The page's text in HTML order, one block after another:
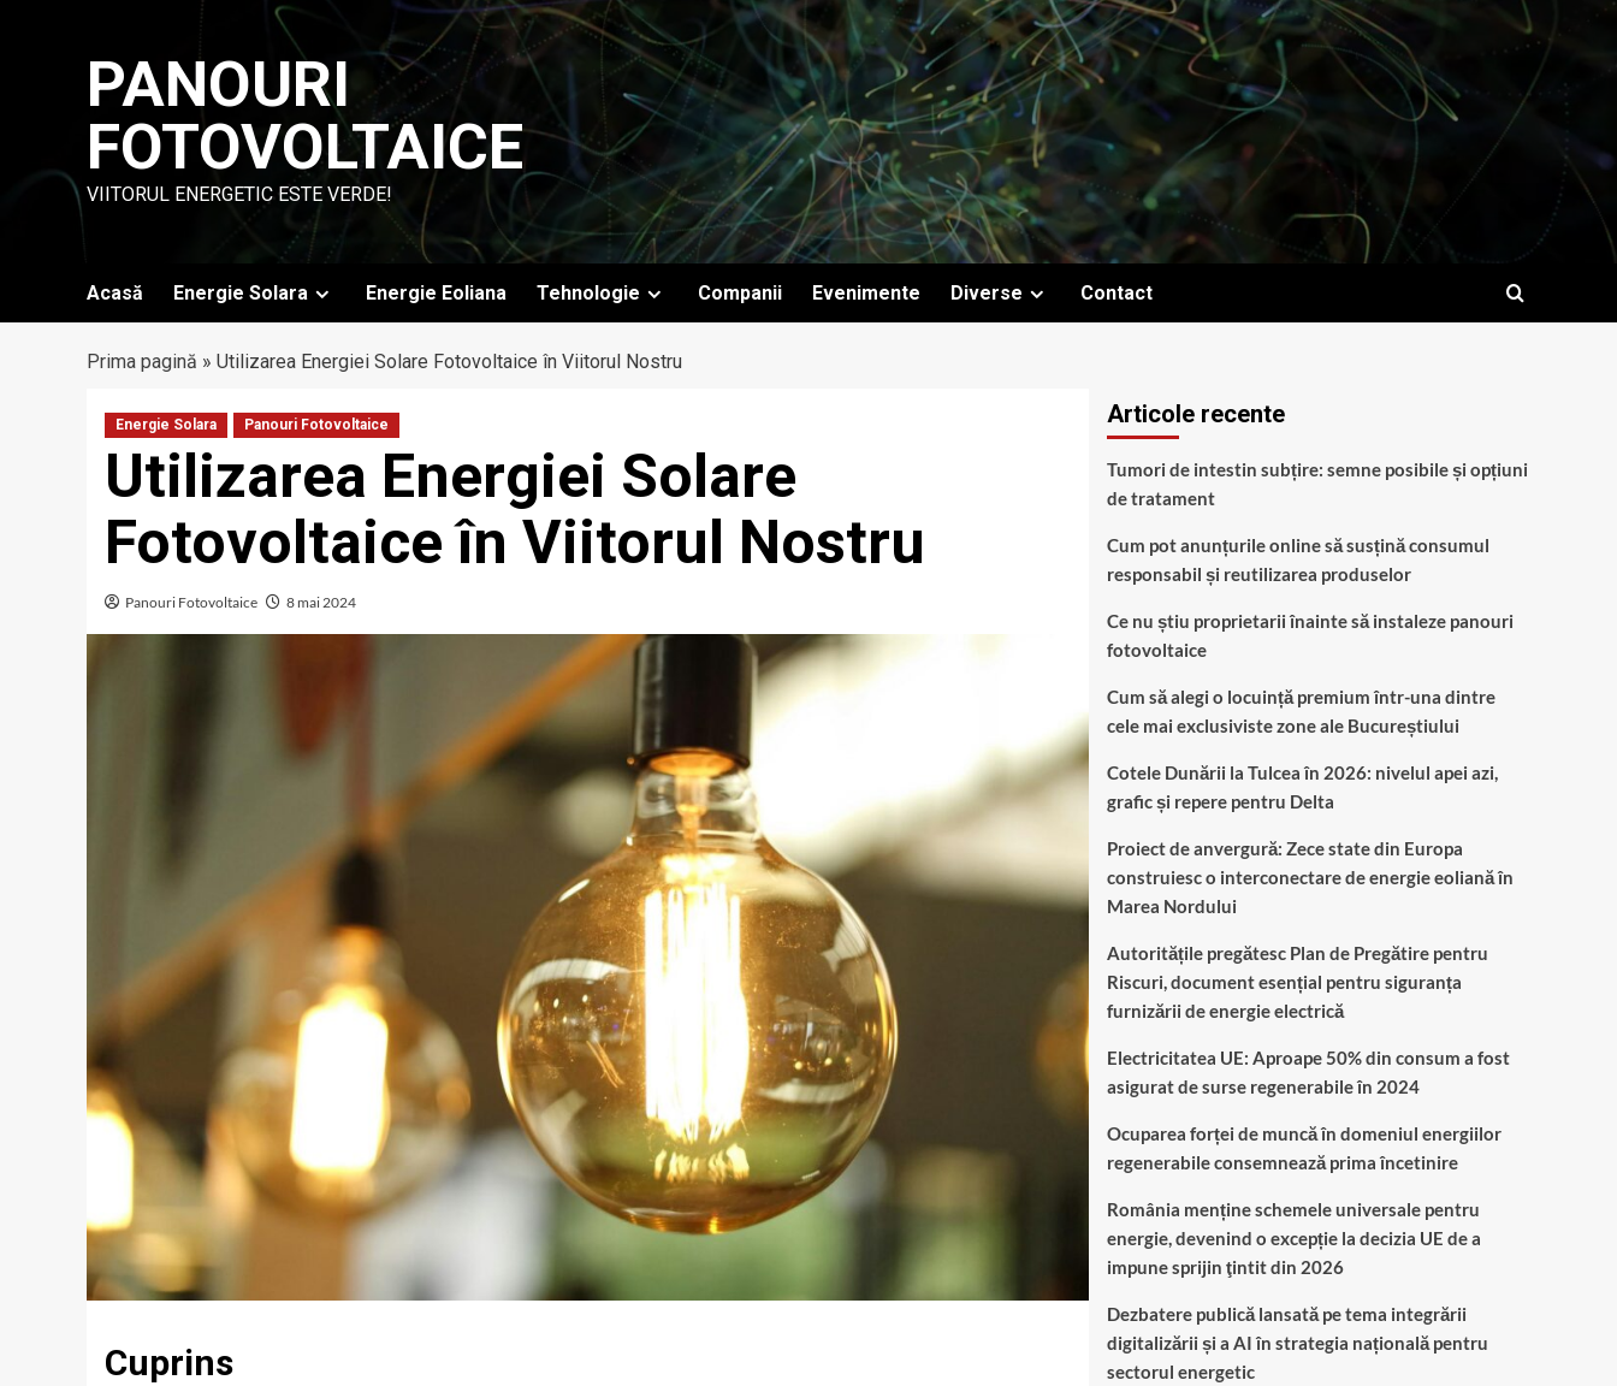
PANOURI
FOTOVOLTAICE
VIITORUL ENERGETIC ESTE VERDE!
Acasă Energie Solara Energie Eoliana Tehnologie Companii Evenimente Diverse Contact
Prima pagină » Utilizarea Energiei Solare Fotovoltaice în Viitorul Nostru
Energie Solara Panouri Fotovoltaice
Utilizarea Energiei Solare
Fotovoltaice în Viitorul Nostru
Panouri Fotovoltaice 8 mai 2024
Cuprins
Articole recente
Tumori de intestin subțire: semne posibile și opțiuni
de tratament
Cum pot anunțurile online să susțină consumul
responsabil și reutilizarea produselor
Ce nu știu proprietarii înainte să instaleze panouri
fotovoltaice
Cum să alegi o locuință premium într-una dintre
cele mai exclusiviste zone ale Bucureștiului
Cotele Dunării la Tulcea în 2026: nivelul apei azi,
grafic și repere pentru Delta
Proiect de anvergură: Zece state din Europa
construiesc o interconectare de energie eoliană în
Marea Nordului
Autoritățile pregătesc Plan de Pregătire pentru
Riscuri, document esențial pentru siguranța
furnizării de energie electrică
Electricitatea UE: Aproape 50% din consum a fost
asigurat de surse regenerabile în 2024
Ocuparea forței de muncă în domeniul energiilor
regenerabile consemnează prima încetinire
România menține schemele universale pentru
energie, devenind o excepție la decizia UE de a
impune sprijin ţintit din 2026
Dezbatere publică lansată pe tema integrării
digitalizării și a AI în strategia națională pentru
sectorul energetic